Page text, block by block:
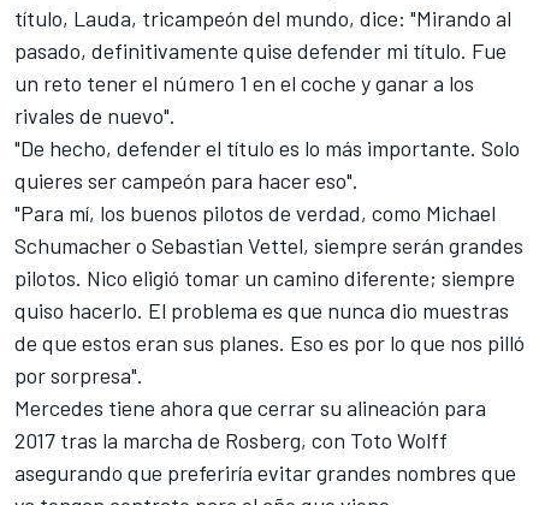
título, Lauda, tricampeón del mundo, dice: "Mirando al
pasado, definitivamente quise defender mi título. Fue
un reto tener el número 1 en el coche y ganar a los
rivales de nuevo".
"De hecho, defender el título es lo más importante. Solo
quieres ser campeón para hacer eso".
"Para mí, los buenos pilotos de verdad, como Michael
Schumacher o Sebastian Vettel, siempre serán grandes
pilotos. Nico eligió tomar un camino diferente; siempre
quiso hacerlo. El problema es que nunca dio muestras
de que estos eran sus planes. Eso es por lo que nos pilló
por sorpresa".
Mercedes tiene ahora que cerrar su alineación para
2017 tras la marcha de Rosberg, con Toto Wolff
asegurando que preferiría evitar grandes nombres que